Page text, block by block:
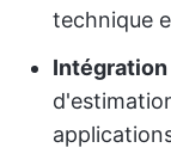
technique
Intégration